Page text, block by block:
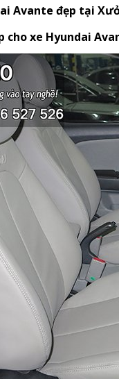
Avante đẹp tại
cho xe Hyundai